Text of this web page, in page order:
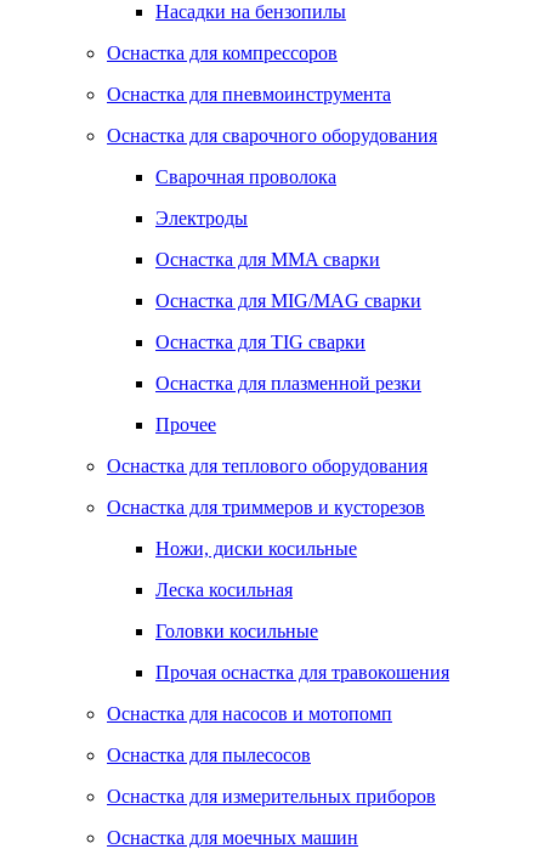
Насадки на бензопилы
Оснастка для компрессоров
Оснастка для пневмоинструмента
Оснастка для сварочного оборудования
Сварочная проволока
Электроды
Оснастка для MMA сварки
Оснастка для MIG/MAG сварки
Оснастка для TIG сварки
Оснастка для плазменной резки
Прочее
Оснастка для теплового оборудования
Оснастка для триммеров и кусторезов
Ножи, диски косильные
Леска косильная
Головки косильные
Прочая оснастка для травокошения
Оснастка для насосов и мотопомп
Оснастка для пылесосов
Оснастка для измерительных приборов
Оснастка для моечных машин